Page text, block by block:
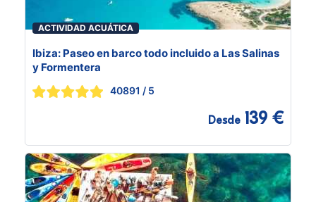
ACTIVIDAD ACUÁTICA
Ibiza: Paseo en barco todo incluido a Las Salinas
y Formentera
40891 / 5
Desde 139 €